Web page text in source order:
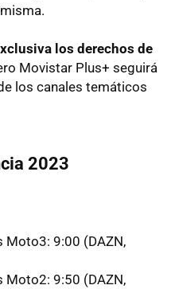
los derechos de
Movistar Plus+ seguirá
los canales temáticos
2023
Moto3: 9:00 (DAZN,
Moto2: 9:50 (DAZN,